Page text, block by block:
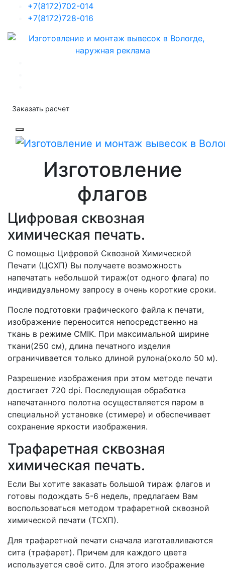
+7(8172)702-014
+7(8172)728-016
Заказать расчет
Изготовление
флагов
Цифровая сквозная
химическая печать.
С помощью Цифровой Сквозной Химической
Печати (ЦСХП) Вы получаете возможность
напечатать небольшой тираж(от одного флага) по
индивидуальному запросу в очень короткие сроки.
После подготовки графического файла к печати,
изображение переносится непосредственно на
ткань в режиме CMIK. При максимальной ширине
ткани(250 см), длина печатного изделия
ограничивается только длиной рулона(около 50 м).
Разрешение изображения при этом методе печати
достигает 720 dpi. Последующая обработка
напечатанного полотна осуществляется паром в
специальной установке (стимере) и обеспечивает
сохранение яркости изображения.
Трафаретная сквозная
химическая печать.
Если Вы хотите заказать большой тираж флагов и
готовы подождать 5-6 недель, предлагаем Вам
воспользоваться методом трафаретной сквозной
химической печати (ТСХП).
Для трафаретной печати сначала изготавливаются
сита (трафарет). Причем для каждого цвета
используется своё сито. Для этого изображение